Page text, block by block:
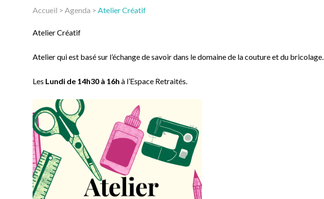
Accueil >Agenda >Atelier Créatif
Atelier Créatif
Atelier qui est basé sur l’échange de savoir dans le domaine de la couture et du bricolage.
Les Lundi de 14h30 à 16h à l’Espace Retraités.